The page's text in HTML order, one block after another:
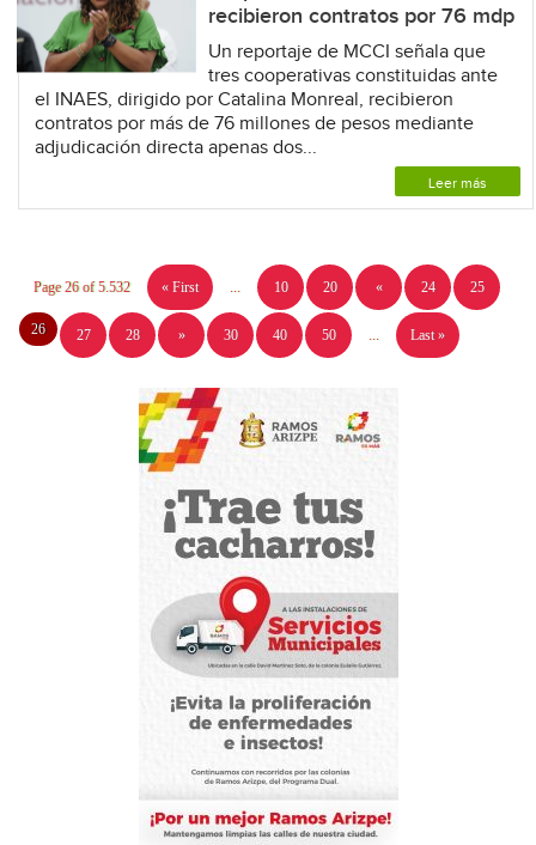
recibieron contratos por 76 mdp
Un reportaje de MCCI señala que
tres cooperativas constituidas ante
el INAES, dirigido por Catalina Monreal, recibieron
contratos por más de 76 millones de pesos mediante
adjudicación directa apenas dos...
Leer más
Page 26 of 5.532 « First 10 20 « 24 25
26 27 28 » 30 40 50 Last »